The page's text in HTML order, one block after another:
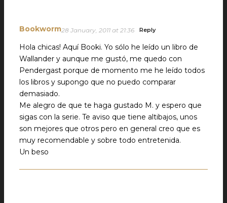
Bookworm28 January, 2011 at 21:36 Reply
Hola chicas! Aquí Booki. Yo sólo he leído un libro de
Wallander y aunque me gustó, me quedo con
Pendergast porque de momento me he leído todos
los libros y supongo que no puedo comparar
demasiado.
Me alegro de que te haga gustado M. y espero que
sigas con la serie. Te aviso que tiene altibajos, unos
son mejores que otros pero en general creo que es
muy recomendable y sobre todo entretenida.
Un beso